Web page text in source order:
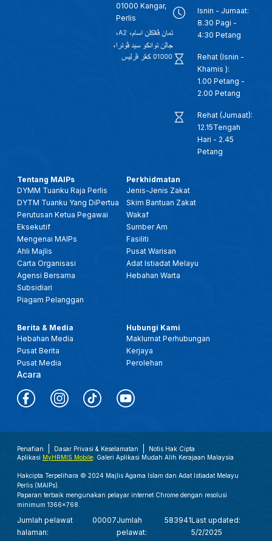
01000 Kangar,
Perlis
Isnin - Jumaat:
8.30 Pagi -
4:30 Petang
Rehat (Isnin -
Khamis ):
1.00 Petang -
2.00 Petang
Rehat (Jumaat):
12.15Tengah
Hari - 2.45
Petang
Tentang MAIPs
DYMM Tuanku Raja Perlis
DYTM Tuanku Yang DiPertua
Perutusan Ketua Pegawai
Eksekutif
Mengenai MAIPs
Ahli Majlis
Carta Organisasi
Agensi Bersama
Subsidiari
Piagam Pelanggan
Perkhidmatan
Jenis-Jenis Zakat
Skim Bantuan Zakat
Wakaf
Sumber Am
Fasiliti
Pusat Warisan
Adat Istiadat Melayu
Hebahan Warta
Berita & Media
Hebahan Media
Pusat Berita
Pusat Media
Acara
Hubungi Kami
Maklumat Perhubungan
Kerjaya
Perolehan
Penafian Dasar Privasi & Keselamatan
Notis Hak Cipta
Aplikasi MyHRMIS Mobile: Galeri Aplikasi Mudah Alih Kerajaan Malaysia
Hakcipta Terpelihara © 2024 Majlis Agama Islam dan Adat Istiadat Melayu
Perlis (MAIPs).
Paparan terbaik mengunakan pelayar internet Chrome dengan resolusi
minimum 1366x768.
Jumlah pelawat
halaman:
00007Jumlah
pelawat:
583941Last updated:
5/2/2025